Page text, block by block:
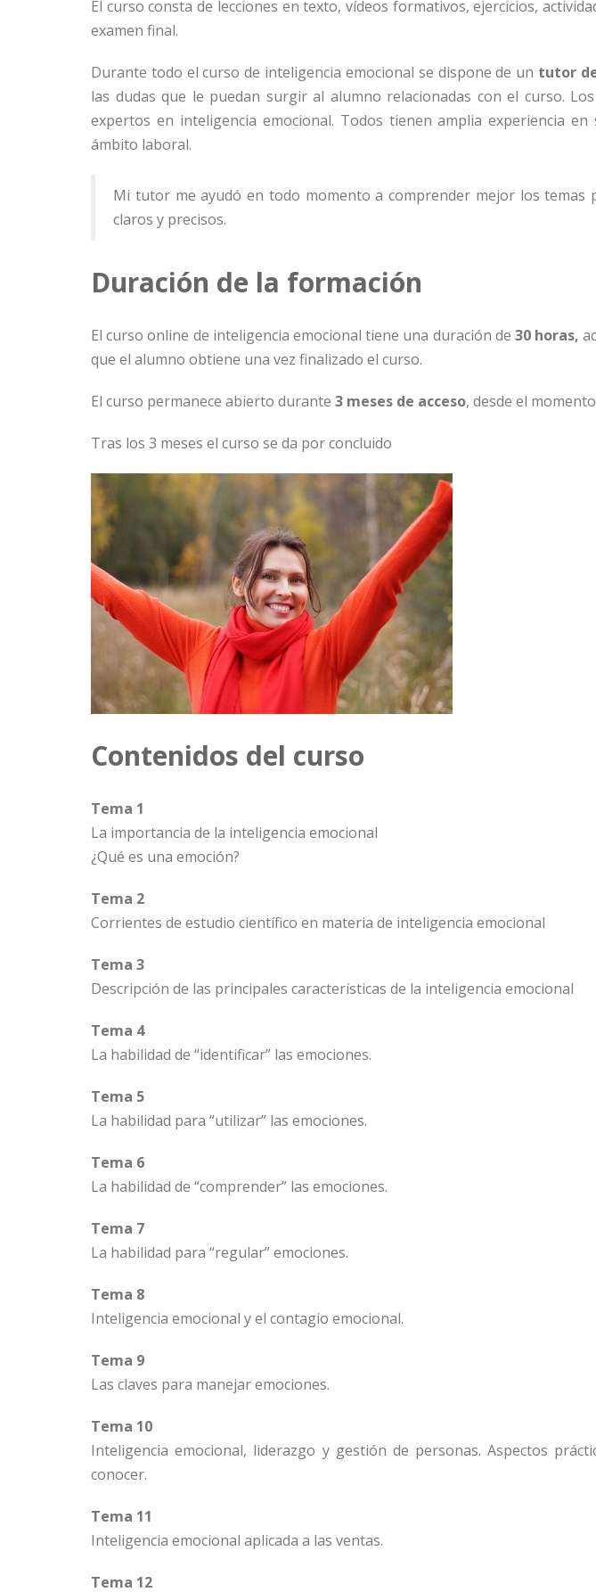
El curso consta de lecciones en texto, vídeos formativos, ejercicios,
examen final.
Durante todo el curso de inteligencia emocional se dispone de un tutor
las dudas que le puedan surgir al alumno relacionadas con el curso.
expertos en inteligencia emocional. Todos tienen amplia experiencia en
ámbito laboral.
Mi tutor me ayudó en todo momento a comprender mejor los temas
claros y precisos.
Duración de la formación
El curso online de inteligencia emocional tiene una duración de 30 horas,
que el alumno obtiene una vez finalizado el curso.
El curso permanece abierto durante 3 meses de acceso, desde el
Tras los 3 meses el curso se da por concluido
Contenidos del curso
Tema 1
La importancia de la inteligencia emocional
¿Qué es una emoción?
Tema 2
Corrientes de estudio científico en materia de inteligencia emocional
Tema 3
Descripción de las principales características de la inteligencia emocional
Tema 4
La habilidad de “identificar” las emociones.
Tema 5
La habilidad para “utilizar” las emociones.
Tema 6
La habilidad de “comprender” las emociones.
Tema 7
La habilidad para “regular” emociones.
Tema 8
Inteligencia emocional y el contagio emocional.
Tema 9
Las claves para manejar emociones.
Tema 10
Inteligencia emocional, liderazgo y gestión de personas. Aspectos
conocer.
Tema 11
Inteligencia emocional aplicada a las ventas.
Tema 12